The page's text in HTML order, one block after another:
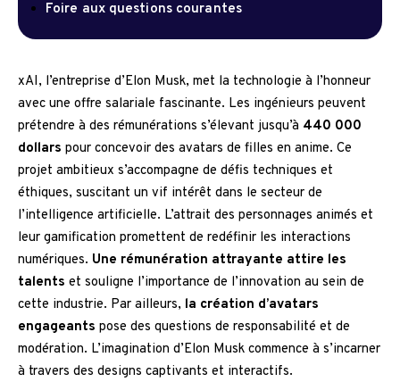
Foire aux questions courantes
xAI, l’entreprise d’Elon Musk, met la technologie à l’honneur
avec une offre salariale fascinante. Les ingénieurs peuvent
prétendre à des rémunérations s’élevant jusqu’à 440 000
dollars pour concevoir des avatars de filles en anime. Ce
projet ambitieux s’accompagne de défis techniques et
éthiques, suscitant un vif intérêt dans le secteur de
l’intelligence artificielle. L’attrait des personnages animés et
leur gamification promettent de redéfinir les interactions
numériques. Une rémunération attrayante attire les
talents et souligne l’importance de l’innovation au sein de
cette industrie. Par ailleurs, la création d’avatars
engageants pose des questions de responsabilité et de
modération. L’imagination d’Elon Musk commence à s’incarner
à travers des designs captivants et interactifs.